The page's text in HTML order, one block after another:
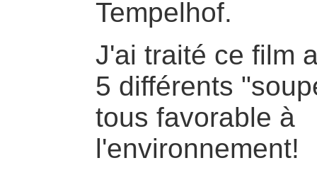
Tempelhof.
J'ai traité ce film
5 différents
tous favorable à
l'environnement!